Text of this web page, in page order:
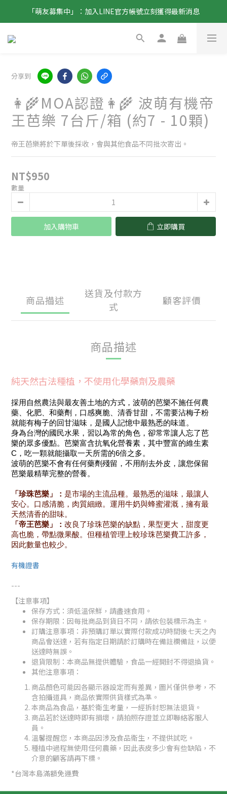
「萌友募集中」：加入LINE官方帳號立刻獲得最新消息
分享到
👩‍🌾MOA認證👩‍🌾 波萌有機帝
王芭樂 7台斤/箱 (約7 - 10顆)
帝王芭樂將於下單後採收，會與其他食品不同批次寄出。
NT$950
數量
加入購物車 立即購買
商品描述
送貨及付款方
式
顧客評價
商品描述
純天然古法種植，不使用化學藥劑及農藥
採用自然農法與最友善土地的方式，波萌的芭樂不施任何農
藥、化肥、和藥劑，口感爽脆、清香甘甜，不需要沾梅子粉
就能有梅子的回甘滋味，是國人記憶中最熟悉的味道。
身為台灣的國民水果，習以為常的角色，卻常常讓人忘了芭
樂的眾多優點。芭樂富含抗氧化營養素，其中豐富的維生素
C，吃一顆就能攝取一天所需的6倍之多。
波萌的芭樂不會有任何藥劑殘留，不用削去外皮，讓您保留
芭樂最精華完整的營養。
「珍珠芭樂」： 是市場的主流品種。最熟悉的滋味，最讓人
安心。口感清脆，肉質細緻。運用牛奶與蜂蜜灌溉，擁有最
天然清香的甜味。
「帝王芭樂」： 改良了珍珠芭樂的缺點，果型更大，甜度更
高也脆，帶點微果酸。但種植管理上較珍珠芭樂費工許多，
因此數量也較少。
有機證書
---
【注意事項】
保存方式：須低溫保鮮，請盡速食用。
保存期限：因每批商品到貨日不同，請依包裝標示為主。
訂購注意事項：非預購訂單以實際付款成功時間後七天之內
商品會送達，若有指定日期請於訂購時在備註欄備註，以便
送達時無誤。
退貨限制：本商品無提供體驗，食品一經開封不得退換貨。
其他注意事項：
商品顏色可能因各顯示器設定而有差異，圖片僅供參考，不
含拍攝道具，商品依實際供貨樣式為準。
本商品為食品，基於衛生考量，一經拆封恕無法退貨。
商品若於送達時即有損壞，請拍照存證並立即聯絡客服人
員。
溫馨提醒您，本商品因涉及食品衛生，不提供試吃。
種植中過程無使用任何農藥，因此表皮多少會有些缺陷，不
介意的顧客請再下標。
*台灣本島滿額免運費